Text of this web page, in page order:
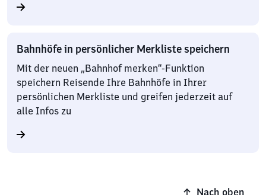
Bahnhöfe in persönlicher Merkliste speichern
Mit der neuen „Bahnhof merken“-Funktion
speichern Reisende Ihre Bahnhöfe in Ihrer
persönlichen Merkliste und greifen jederzeit auf
alle Infos zu
Nach oben